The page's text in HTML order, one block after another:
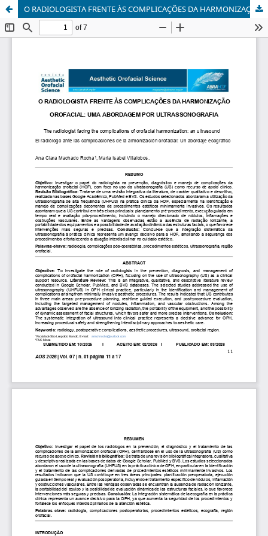
O RADIOLOGISTA FRENTE ÀS COMPLICAÇÕES DA HARMONIZAÇÃO OROFACIAL: UMA ABORDAGEM POR ULTRASSONOGRAFIA